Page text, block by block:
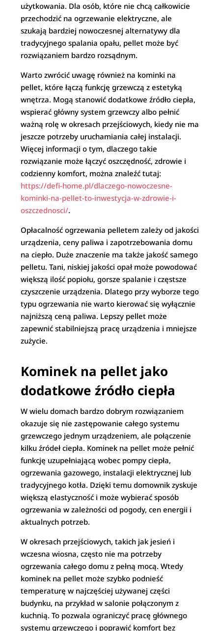
użytkowania. Dla osób, które nie chcą całkowicie
przechodzić na ogrzewanie elektryczne, ale
szukają bardziej nowoczesnej alternatywy dla
tradycyjnego spalania opału, pellet może być
rozwiązaniem bardzo rozsądnym.
Warto zwrócić uwagę również na kominki na
pellet, które łączą funkcję grzewczą z estetyką
wnętrza. Mogą stanowić dodatkowe źródło ciepła,
wspierać główny system grzewczy albo pełnić
ważną rolę w okresach przejściowych, kiedy nie ma
jeszcze potrzeby uruchamiania całej instalacji.
Więcej informacji o tym, dlaczego takie
rozwiązanie może łączyć oszczędność, zdrowie i
codzienny komfort, można znaleźć tutaj:
https://defi-home.pl/dlaczego-nowoczesne-
kominki-na-pellet-to-inwestycja-w-zdrowie-i-
oszczednosci/.
Opłacalność ogrzewania pelletem zależy od jakości
urządzenia, ceny paliwa i zapotrzebowania domu
na ciepło. Duże znaczenie ma także jakość samego
pelletu. Tani, niskiej jakości opał może powodować
większą ilość popiołu, gorsze spalanie i częstsze
czyszczenie urządzenia. Dlatego przy wyborze tego
typu ogrzewania nie warto kierować się wyłącznie
najniższą ceną paliwa. Lepszy pellet może
zapewnić stabilniejszą pracę urządzenia i mniejsze
zużycie.
Kominek na pellet jako
dodatkowe źródło ciepła
W wielu domach bardzo dobrym rozwiązaniem
okazuje się nie zastępowanie całego systemu
grzewczego jednym urządzeniem, ale połączenie
kilku źródeł ciepła. Kominek na pellet może pełnić
funkcję uzupełniającą wobec pompy ciepła,
ogrzewania gazowego, instalacji elektrycznej lub
tradycyjnego kotła. Dzięki temu domownik zyskuje
większą elastyczność i może wybierać sposób
ogrzewania w zależności od pogody, cen energii i
aktualnych potrzeb.
W okresach przejściowych, takich jak jesień i
wczesna wiosna, często nie ma potrzeby
ogrzewania całego domu z pełną mocą. Wtedy
kominek na pellet może szybko podnieść
temperaturę w najczęściej używanej części
budynku, na przykład w salonie połączonym z
kuchnią. To pozwala ograniczyć pracę głównego
systemu grzewczego i poprawić komfort bez